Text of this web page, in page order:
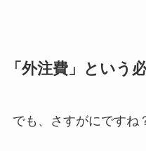
「外注費」という
でも、さすがにですね